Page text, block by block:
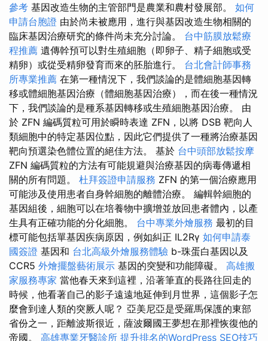
參考 基因改造生物的主管部門是農業和農村發展部。 如何
申請台胞證 由於尚未被應用，進行與基因改造生物相關的
臨床基因治療研究的條件尚未充分討論。 台中筋膜放鬆療
程推薦 遺傳幹預可以對生殖細胞（即卵子、精子細胞或受
精卵）或從受精卵發育而來的胚胎進行。 台北會計師事務
所專業推薦 在第一種情況下，我們談論的是體細胞基因轉
移或體細胞基因治療（體細胞基因治療），而在後一種情況
下，我們談論的是種系基因轉移或生殖細胞基因治療。 由
於 ZFN 編碼質粒可用於瞬時表達 ZFN，以將 DSB 靶向人
類細胞中的特定基因位點，因此它們提供了一種將治療基因
靶向預選染色體位置的絕佳方法。 基於 台中頭部放鬆按摩
ZFN 編碼質粒的方法有可能規避與治療基因的病毒傳遞相
關的所有問題。 杜拜簽證申請服務 ZFN 的第一個治療應用
可能涉及使用患者自身幹細胞的離體治療。 編輯幹細胞的
基因組後，細胞可以在培養物中擴增並放回患者體內，以產
生具有正確功能的分化細胞。 台中專業外燴服務 最初的目
標可能包括單基因疾病原因，例如糾正 IL2Rγ 如何申請泰
國簽證 基因和 台北高級外燴服務體驗 b-珠蛋白基因以及
CCR5 外燴擺盤藝術展示 基因的突變和功能障礙。 高雄搬
家服務專家 當他春天來到這裡，沿著筆直的長路往回走的
時候，他看著自己的影子遠遠地延伸到月世界，這個影子怎
麼會到達人類的突厥人呢？ 亞美尼亞是受羅馬保護的東部
省份之一，距離波斯很近，薩波爾國王夢想在那裡恢復他的
帝國。 高雄專業牙醫診所 提升排名的WordPress SEO技巧